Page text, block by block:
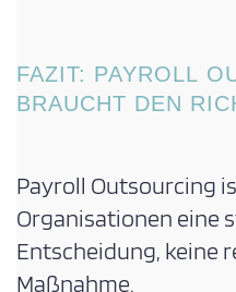
FAZIT: PAYROLL
BRAUCHT DEN
Payroll Outsourcing
Organisationen eine
Entscheidung, keine
Maßnahme.